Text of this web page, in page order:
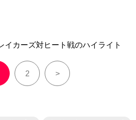
イカーズ対ヒート戦のハイライト
2 >